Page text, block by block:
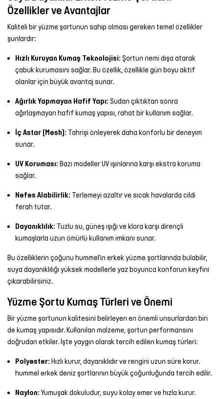
Özellikler ve Avantajlar
Kaliteli bir yüzme şortunun sahip olması gereken temel özellikler
şunlardır:
Hızlı Kuruyan Kumaş Teknolojisi: Şortun nemi dışa atarak
çabuk kurumasını sağlar. Bu özellik, özellikle gün boyu aktif
olanlar için büyük avantaj sunar.
Ağırlık Yapmayan Hafif Yapı: Sudan çıktıktan sonra
ağırlaşmayan hafif kumaş yapısı, rahat bir kullanım sağlar.
İç Astar (Mesh): Tahrişi önleyerek daha konforlu bir deneyim
sunar.
UV Koruması: Bazı modeller UV ışınlarına karşı ekstra koruma
sağlar.
Nefes Alabilirlik: Terlemeyi azaltır ve sıcak havalarda cildi
ferah tutar.
Dayanıklılık: Tuzlu su, güneş ışığı ve klora karşı dirençli
kumaşlarla uzun ömürlü kullanım imkanı sunar.
Bu özelliklerin çoğunu hummel’ın erkek yüzme şortlarında bulabilir,
suya dayanıklılığı yüksek modellerle yaz boyunca konforun keyfini
çıkarabilirsiniz.
Yüzme Şortu Kumaş Türleri ve Önemi
Bir yüzme şortunun kalitesini belirleyen en önemli unsurlardan biri
de kumaş yapısıdır. Kullanılan malzeme, şortun performansını
doğrudan etkiler. İşte yaygın olarak tercih edilen kumaş türleri:
Polyester: Hızlı kurur, dayanıklıdır ve rengini uzun süre korur.
hummel erkek deniz şortlarının büyük çoğunluğunda tercih edilir.
Naylon: Yumuşak dokuludur, suyu kolay emer ve hızla kurur.